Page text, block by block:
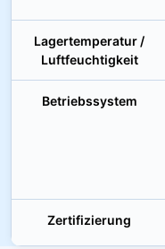
Lagertemperatur /
Luftfeuchtigkeit
Betriebssystem
Zertifizierung